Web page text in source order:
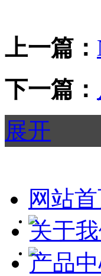
上一篇：
下一篇：
展开
网站
关于
产品